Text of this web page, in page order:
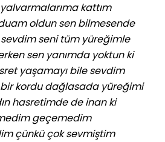
yalvarmalarıma kattım
oldun sen bilmesende
seni tüm yüreğimle
sen yanımda yoktun ki
yaşamayı bile sevdim
kordu dağlasada yüreğimi
hasretimde de inan ki
geçemedim
çünkü çok sevmiştim